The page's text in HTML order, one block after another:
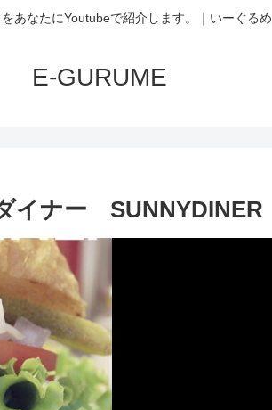
をあなたにYoutubeで紹介します。｜いーぐるめ
E-GURUME
ナー SUNNYDINER